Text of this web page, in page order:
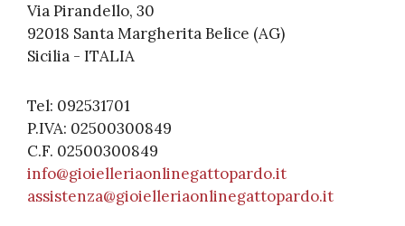
Via Pirandello, 30
92018 Santa Margherita Belice (AG)
Sicilia - ITALIA
Tel: 092531701
P.IVA: 02500300849
C.F. 02500300849
info@gioielleriaonlinegattopardo.it
assistenza@gioielleriaonlinegattopardo.it